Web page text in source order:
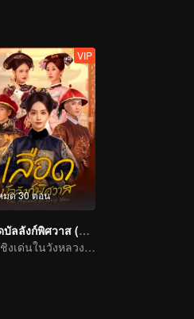
มด 30 ตอน
VIP
เลือดบัลลังก์พิศวาส (พากย์ไทย)
ชิงดีชิงเด่นในวังหลวง! สตรีเด็ดเดี่ยวลุกขึ้นสู้